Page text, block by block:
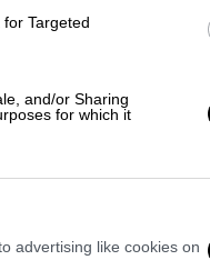
Targeted
and/or Sharing
for which it
advertising like cookies on